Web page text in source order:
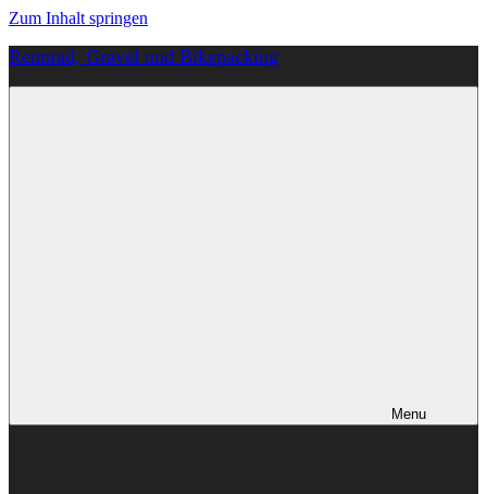
Zum Inhalt springen
Rennrad, Gravel und Bikepacking
Menu